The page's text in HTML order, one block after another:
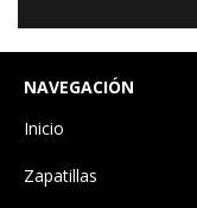
NAVEGACIÓN
Inicio
Zapatillas